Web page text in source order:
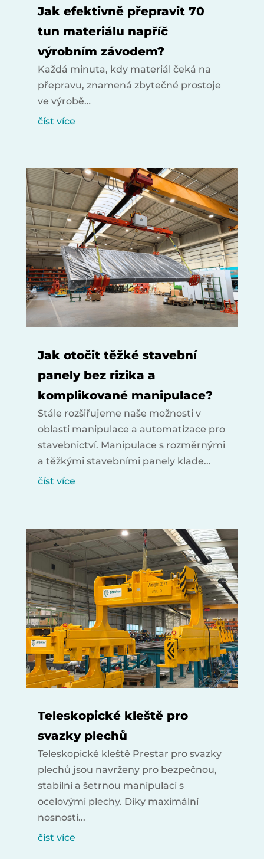
Jak efektivně přepravit 70
tun materiálu napříč
výrobním závodem?
Každá minuta, kdy materiál čeká na
přepravu, znamená zbytečné prostoje
ve výrobě…
číst více
Jak otočit těžké stavební
panely bez rizika a
komplikované manipulace?
Stále rozšiřujeme naše možnosti v
oblasti manipulace a automatizace pro
stavebnictví. Manipulace s rozměrnými
a těžkými stavebními panely klade...
číst více
Teleskopické kleště pro
svazky plechů
Teleskopické kleště Prestar pro svazky
plechů jsou navrženy pro bezpečnou,
stabilní a šetrnou manipulaci s
ocelovými plechy. Díky maximální
nosnosti...
číst více